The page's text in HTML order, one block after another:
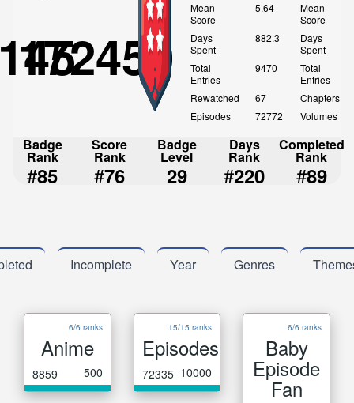
172450
Mean
Score
5.64
Days
Spent
882.3
Total
Entries
9470
Rewatched
67
Episodes
72772
Mean
Score
Days
Spent
Total
Entries
Chapters
Volumes
Badge
Rank
#85
Score
Rank
#76
Badge
Level
29
Days
Rank
#220
Completed
Rank
#89
Incomplete Year Genres
6/6 ranks
Anime
8859 500
15/15 ranks
Episodes
72335 10000
6/6 ranks
Baby
Episode
Fan